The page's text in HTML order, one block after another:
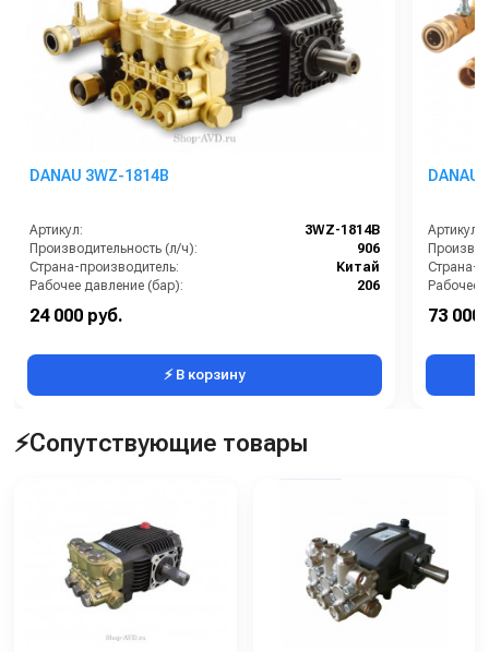
DANAU 3WZ-1814B
Артикул:
3WZ-1814В
Производительность (л/ч):
906
Страна-производитель:
Китай
Рабочее давление (бар):
206
Мощность (кВт):
Масса (кг):
24 000 руб.
⚡ В корзину
Артикул:
Страна-
Рабочее
Масса
73 000
⚡Сопутствующие товары